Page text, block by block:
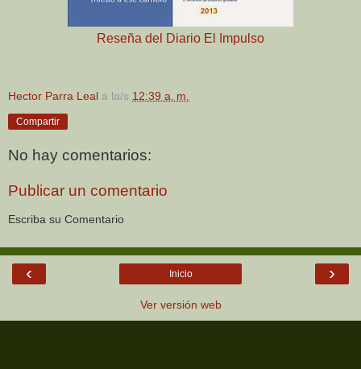
Reseña del Diario El Impulso
Hector Parra Leal a la/s 12:39 a. m.
Compartir
No hay comentarios:
Publicar un comentario
Escriba su Comentario
‹ ›
Inicio
Ver versión web